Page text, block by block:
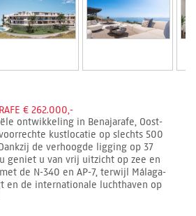
€ 262.000,-
ontwikkeling in Benajarafe, Oost-
kustlocatie op slechts 500
de verhoogde ligging op 37
geniet u van vrij uitzicht op zee en
de N-340 en AP-7, terwijl Málaga-
en de internationale luchthaven op